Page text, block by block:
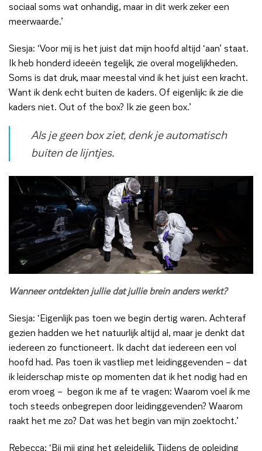
sociaal soms wat onhandig, maar in dit werk zeker een
meerwaarde.’
Siesja: ‘Voor mij is het juist dat mijn hoofd altijd ‘aan’ staat.
Ik heb honderd ideeën tegelijk, zie overal mogelijkheden.
Soms is dat druk, maar meestal vind ik het juist een kracht.
Want ik denk echt buiten de kaders. Of eigenlijk: ik zie die
kaders niet. Out of the box? Ik zie geen box.’
Als je geen box ziet, denk je automatisch
buiten de lijntjes.
Wanneer ontdekten jullie dat jullie brein anders werkt?
Siesja: ‘Eigenlijk pas toen we begin dertig waren. Achteraf
gezien hadden we het natuurlijk altijd al, maar je denkt dat
iedereen zo functioneert. Ik dacht dat iedereen een vol
hoofd had. Pas toen ik vastliep met leidinggevenden – dat
ik leiderschap miste op momenten dat ik het nodig had en
erom vroeg – begon ik me af te vragen: Waarom voel ik me
toch steeds onbegrepen door leidinggevenden? Waarom
raakt het me zo? Dat was het begin van mijn zoektocht.’
Rebecca: ‘Bij mij ging het geleidelijk. Tijdens de opleiding